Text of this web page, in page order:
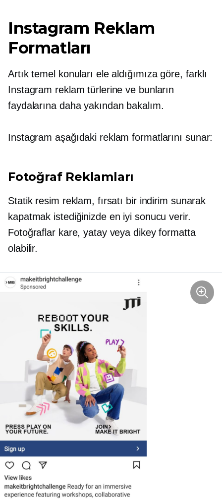
Instagram Reklam
Formatları
Artık temel konuları ele aldığımıza göre, farklı
Instagram reklam türlerine ve bunların
faydalarına daha yakından bakalım.
Instagram aşağıdaki reklam formatlarını sunar:
Fotoğraf Reklamları
Statik resim reklam, fırsatı bir indirim sunarak
kapatmak istediğinizde en iyi sonucu verir.
Fotoğraflar kare, yatay veya dikey formatta
olabilir.